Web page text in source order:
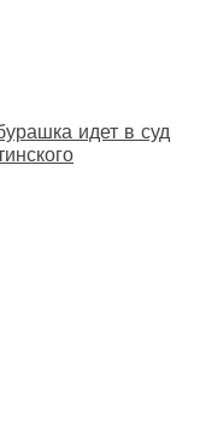
идет в суд